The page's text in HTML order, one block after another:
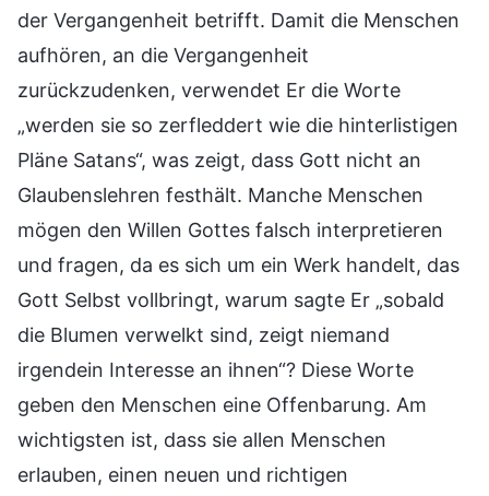
der Vergangenheit betrifft. Damit die Menschen
aufhören, an die Vergangenheit
zurückzudenken, verwendet Er die Worte
„werden sie so zerfleddert wie die hinterlistigen
Pläne Satans“, was zeigt, dass Gott nicht an
Glaubenslehren festhält. Manche Menschen
mögen den Willen Gottes falsch interpretieren
und fragen, da es sich um ein Werk handelt, das
Gott Selbst vollbringt, warum sagte Er „sobald
die Blumen verwelkt sind, zeigt niemand
irgendein Interesse an ihnen“? Diese Worte
geben den Menschen eine Offenbarung. Am
wichtigsten ist, dass sie allen Menschen
erlauben, einen neuen und richtigen